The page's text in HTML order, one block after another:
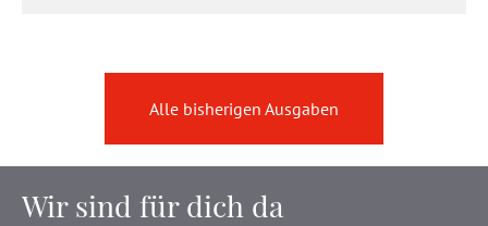
Alle bisherigen Ausgaben
Wir sind für dich da